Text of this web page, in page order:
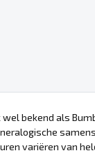
wel bekend als
variëren van